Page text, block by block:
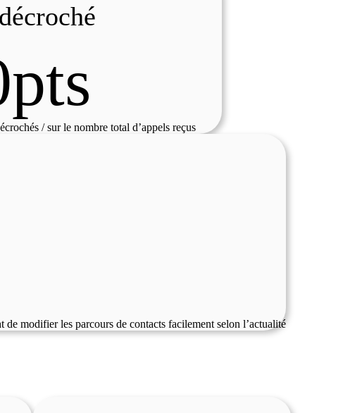
/ sur le nombre total d’appels reçus
modifier les parcours de contacts facilement selon l’actualité